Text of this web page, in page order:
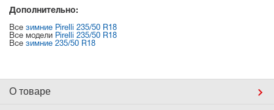
Дополнительно:
Все зимние Pirelli 235/50 R18
Все модели Pirelli 235/50 R18
Все зимние 235/50 R18
О товаре